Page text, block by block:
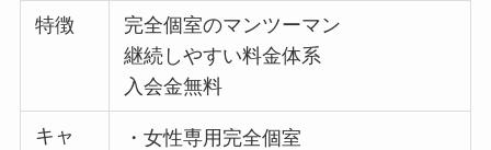
特徴
完全個室のマンツーマン
継続しやすい料金体系
入会金無料
キャ
・女性専用完全個室